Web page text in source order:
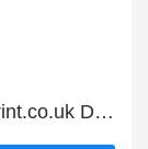
Obtenga 7% de descuento | Vistaprint.co.uk Descuentos para estudiantes